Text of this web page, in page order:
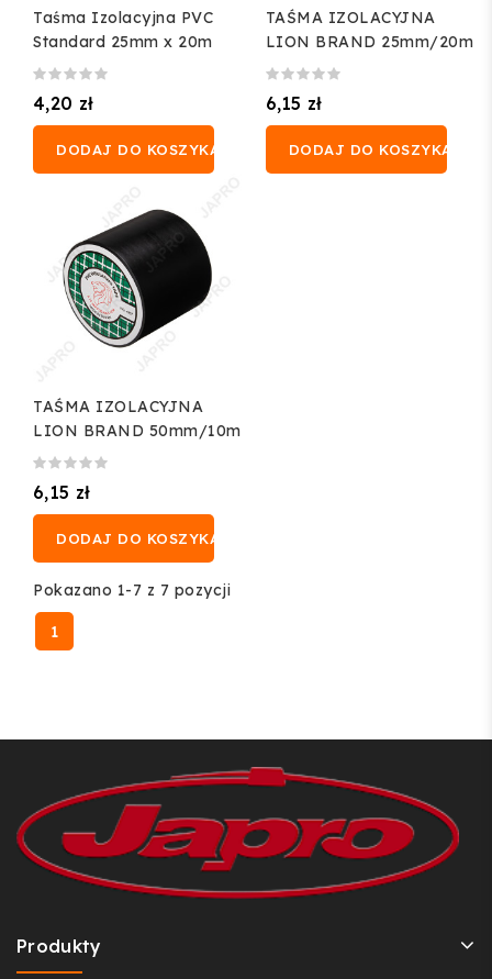
Taśma Izolacyjna PVC
Standard 25mm x 20m
4,20 zł
DODAJ DO KOSZYKA
TAŚMA IZOLACYJNA
LION BRAND 25mm/20m
6,15 zł
DODAJ DO KOSZYKA
TAŚMA IZOLACYJNA
LION BRAND 50mm/10m
6,15 zł
DODAJ DO KOSZYKA
Pokazano 1-7 z 7 pozycji
1
Produkty